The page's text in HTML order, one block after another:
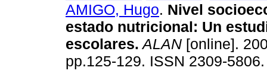
AMIGO, Hugo. Nivel
estado nutricional: Un
escolares. ALAN [online].
pp.125-129. ISSN 2309-5806.